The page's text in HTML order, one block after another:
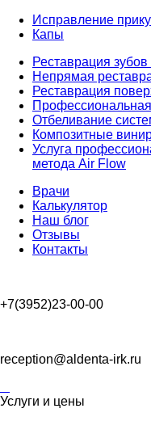
Исправление
Капы
Реставрация
Непрямая
Реставрация
Отбеливание
Композитные
Услуга
метода Air Flow
Врачи
Калькулятор
Наш блог
Отзывы
Контакты
+7(3952)23-00-00
reception@aldenta-irk.ru
Услуги и цены